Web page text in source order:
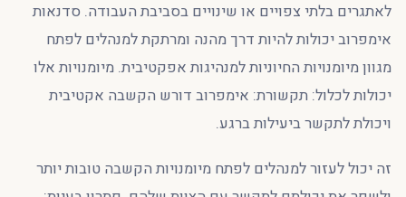
לאתגרים בלתי צפויים או שינויים בסביבת העבודה. סדנאות
אימפרוב יכולות להיות דרך מהנה ומרתקת למנהלים לפתח
מגוון מיומנויות החיוניות למנהיגות אפקטיבית. מיומנויות אלו
יכולות לכלול: תקשורת: אימפרוב דורש הקשבה אקטיבית
ויכולת לתקשר ביעילות ברגע.
זה יכול לעזור למנהלים לפתח מיומנויות הקשבה טובות יותר